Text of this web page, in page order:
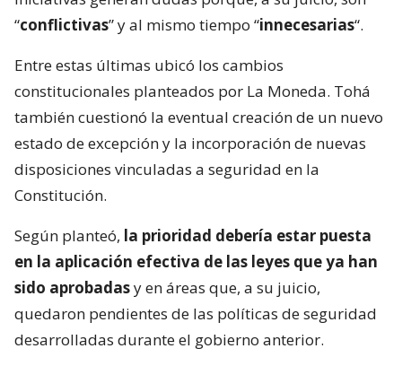
“conflictivas” y al mismo tiempo “innecesarias“.
Entre estas últimas ubicó los cambios
constitucionales planteados por La Moneda. Tohá
también cuestionó la eventual creación de un nuevo
estado de excepción y la incorporación de nuevas
disposiciones vinculadas a seguridad en la
Constitución.
Según planteó, la prioridad debería estar puesta
en la aplicación efectiva de las leyes que ya han
sido aprobadasy en áreas que, a su juicio,
quedaron pendientes de las políticas de seguridad
desarrolladas durante el gobierno anterior.